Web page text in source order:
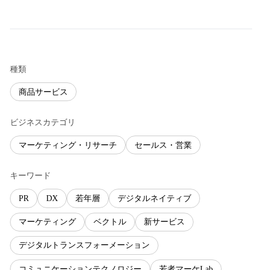
種類
商品サービス
ビジネスカテゴリ
マーケティング・リサーチ セールス・営業
キーワード
PR DX 若年層 デジタルネイティブ
マーケティング ベクトル 新サービス
デジタルトランスフォーメーション